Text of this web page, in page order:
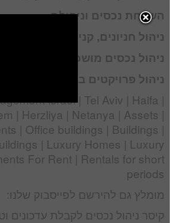
השבחת נכסים וניהולם
ניהול חניונים, קניונים בתי מלון,
ניהול נכסים מושכרים
ניהול פרויקטים בבניה בישראל
Israel | Tel Aviv | Haifa |
| Herzliya | Netanya | Assets |
| Office buildings | Buildings |
| Luxury Homes | Luxury
For Rent | Rentals for short
periods
מומלץ גם להירשם לפייסבוק שלנו:
קיסר ניהול נכסים לקבלת עדכונים